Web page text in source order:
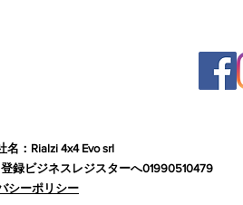
名：Rialzi 4x4 Evo srl
録ビジネスレジスターへ01990510479
シーポリシー